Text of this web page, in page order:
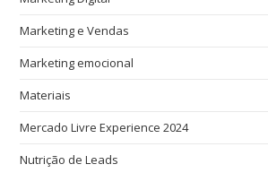
Marketing e Vendas
Marketing emocional
Materiais
Mercado Livre Experience 2024
Nutrição de Leads